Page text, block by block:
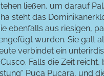
ließen, um darauf
steht das
ebenfalls aus riesigen,
wurden. Sie galt
verbindet ein
Falls die Zeit
Puca Pucara, und